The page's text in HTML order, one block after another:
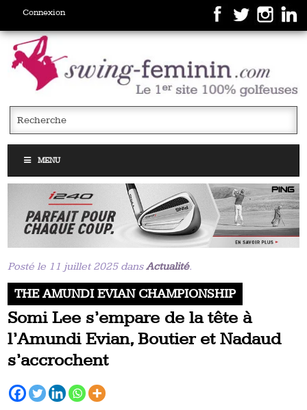
Connexion
MENU
Posté le 11 juillet 2025 dansActualité.
THE AMUNDI EVIAN CHAMPIONSHIP
Somi Lee s’empare de la tête à
l’Amundi Evian, Boutier et Nadaud
s’accrochent